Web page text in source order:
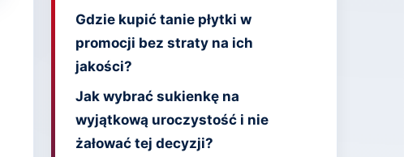
Gdzie kupić tanie płytki w
promocji bez straty na ich
jakości?
Jak wybrać sukienkę na
wyjątkową uroczystość i nie
żałować tej decyzji?